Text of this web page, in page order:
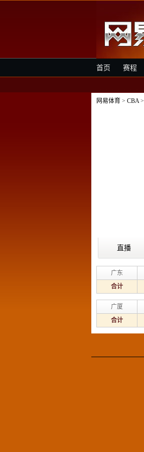
首页 赛程
网易体育 > CBA>
直播
广东
合计
广厦
合计